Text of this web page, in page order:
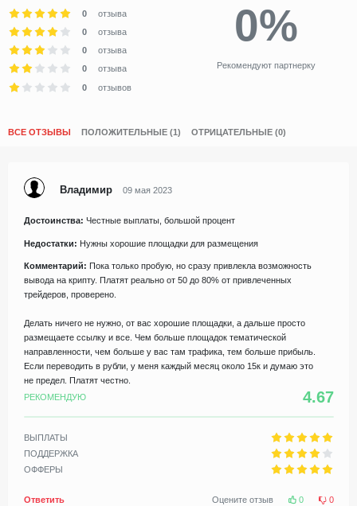
0
отзыва
0
отзыва
0
отзыва
0
отзыва
0
отзывов
0%
Рекомендуют партнерку
ВСЕ ОТЗЫВЫ ПОЛОЖИТЕЛЬНЫЕ (1) ОТРИЦАТЕЛЬНЫЕ (0)
Владимир 09 мая 2023
Достоинства: Честные выплаты, большой процент
Недостатки: Нужны хорошие площадки для размещения
Комментарий: Пока только пробую, но сразу привлекла возможность
вывода на крипту. Платят реально от 50 до 80% от привлеченных
трейдеров, проверено.
Делать ничего не нужно, от вас хорошие площадки, а дальше просто
размещаете ссылку и все. Чем больше площадок тематической
направленности, чем больше у вас там трафика, тем больше прибыль.
Если переводить в рубли, у меня каждый месяц около 15к и думаю это
не предел. Платят честно.
РЕКОМЕНДУЮ
4.67
ВЫПЛАТЫ
ПОДДЕРЖКА
ОФФЕРЫ
Ответить Оцените отзыв 0 0